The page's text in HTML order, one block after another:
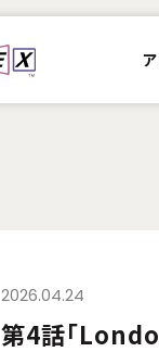
2026.04.24
第4話「